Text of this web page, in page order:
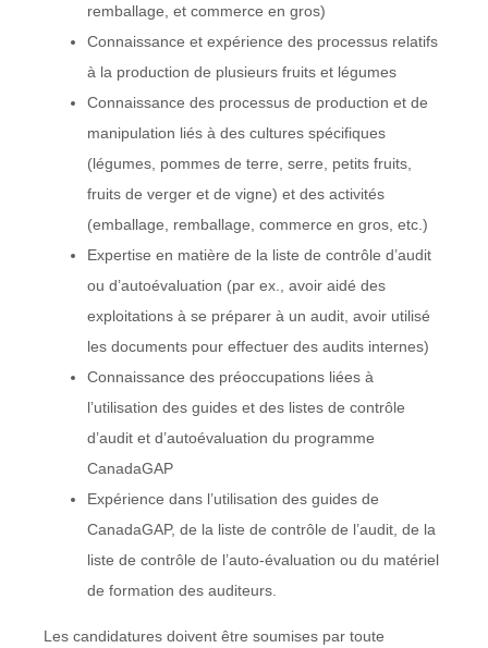
remballage, et commerce en gros)
Connaissance et expérience des processus relatifs
à la production de plusieurs fruits et légumes
Connaissance des processus de production et de
manipulation liés à des cultures spécifiques
(légumes, pommes de terre, serre, petits fruits,
fruits de verger et de vigne) et des activités
(emballage, remballage, commerce en gros, etc.)
Expertise en matière de la liste de contrôle d’audit
ou d’autoévaluation (par ex., avoir aidé des
exploitations à se préparer à un audit, avoir utilisé
les documents pour effectuer des audits internes)
Connaissance des préoccupations liées à
l’utilisation des guides et des listes de contrôle
d’audit et d’autoévaluation du programme
CanadaGAP
Expérience dans l’utilisation des guides de
CanadaGAP, de la liste de contrôle de l’audit, de la
liste de contrôle de l’auto-évaluation ou du matériel
de formation des auditeurs.
Les candidatures doivent être soumises par toute